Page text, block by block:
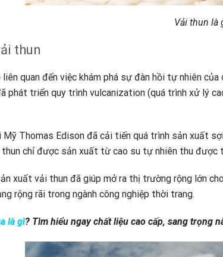
Vải thun là
thun
quan đến việc khám phá sự đàn hồi tự nhiên
phát triển quy trình vulcanization (quá trình xử lý
Mỹ Thomas Edison đã cải tiến quá trình sản xuất
chỉ được sản xuất từ cao su tự nhiên thu được
xuất vải thun đã giúp mở ra thị trường rộng lớn
rộng rãi trong ngành công nghiệp thời trang.
là gì? Tìm hiểu ngay chất liệu cao cấp, sang trọng